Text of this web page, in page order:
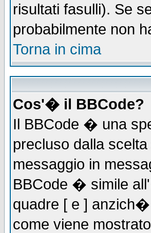
risultati fasulli). Se
probabilmente non
Torna in cima
Cos'� il BBCode?
Il BBCode � una
precluso dalla
messaggio in
BBCode � simile
quadre [ e ]
come viene